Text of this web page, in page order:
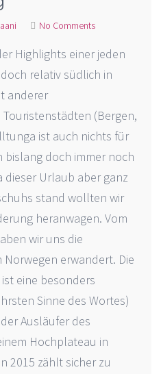
No Comments
Highlights einer jeden
relativ südlich in
anderer
(Bergen,
ist auch nichts für
bislang doch immer noch
dieser Urlaub aber ganz
stand wollten wir
heranwagen. Vom
wir uns die
erwandert. Die
eine besonders
Sinne des Wortes)
Ausläufer des
Hochplateau in
2015 zählt sicher zu